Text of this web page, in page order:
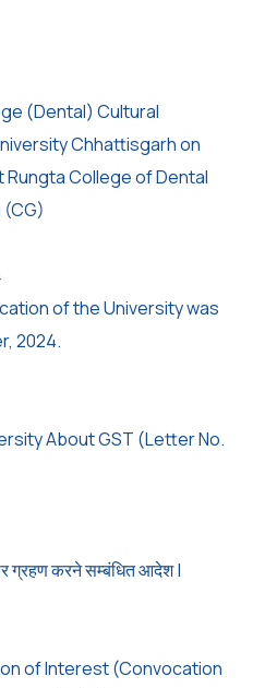
(Dental) Cultural
Chhattisgarh on
Rungta College of Dental
(CG)
of the University was
2024.
About GST (Letter No.
ग्रहण करने सम्बंधित आदेश |
of Interest (Convocation